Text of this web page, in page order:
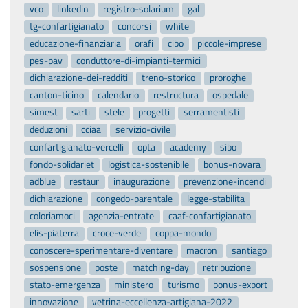
vco linkedin registro-solarium
gal
tg-confartigianato
concorsi
white
educazione-finanziaria
orafi cibo
piccole-imprese
pes-pav
conduttore-di-impianti-termici
dichiarazione-dei-redditi
treno-storico
proroghe
canton-ticino
calendario restructura
ospedale
simest
sarti stele progetti
serramentisti
deduzioni
cciaa
servizio-civile
confartigianato-vercelli
opta academy
sibo
fondo-solidariet
logistica-sostenibile
bonus-novara
adblue
restaur inaugurazione
prevenzione-incendi
dichiarazione
congedo-parentale
legge-stabilita
coloriamoci
agenzia-entrate
caaf-confartigianato
elis-piaterra
croce-verde
coppa-mondo
conoscere-sperimentare-diventare
macron
santiago
sospensione
poste matching-day
retribuzione
stato-emergenza
ministero turismo
bonus-export
innovazione
vetrina-eccellenza-artigiana-2022